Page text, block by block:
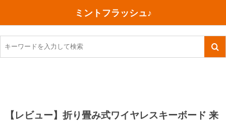
ミントフラッシュ♪
【レビュー】折り畳み式ワイヤレスキーボード 来
TOEIC感想・結果
今日買った本
ご朱印帳めぐり
ファスティング
食べ物